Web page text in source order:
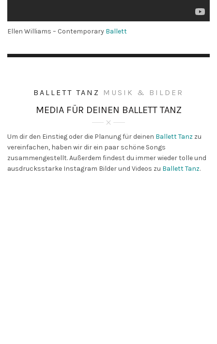
Ellen Williams – Contemporary Ballett
BALLETT TANZ MUSIK & BILDER
MEDIA FÜR DEINEN BALLETT TANZ
Um dir den Einstieg oder die Planung für deinen BallettTanz zu
vereinfachen, haben wir dir ein paar schöne Songs
zusammengestellt. Außerdem findest du immer wieder tolle und
ausdrucksstarke Instagram Bilder und Videos zu BallettTanz.